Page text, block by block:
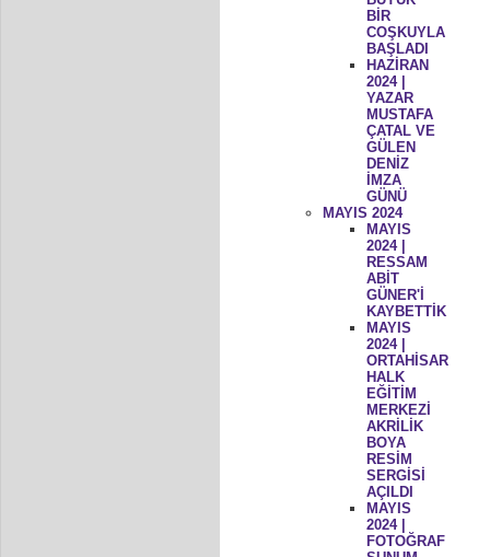
BİR
COŞKUYLA
BAŞLADI
HAZİRAN
2024 |
YAZAR
MUSTAFA
ÇATAL VE
GÜLEN
DENİZ
İMZA
GÜNÜ
MAYIS 2024
MAYIS
2024 |
RESSAM
ABİT
GÜNER'İ
KAYBETTİK
MAYIS
2024 |
ORTAHİSAR
HALK
EĞİTİM
MERKEZİ
AKRİLİK
BOYA
RESİM
SERGİSİ
AÇILDI
MAYIS
2024 |
FOTOĞRAF